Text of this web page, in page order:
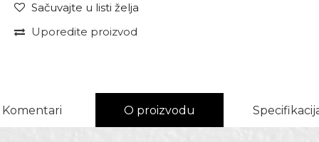
Sačuvajte u listi želja
Uporedite proizvod
Komentari O proizvodu